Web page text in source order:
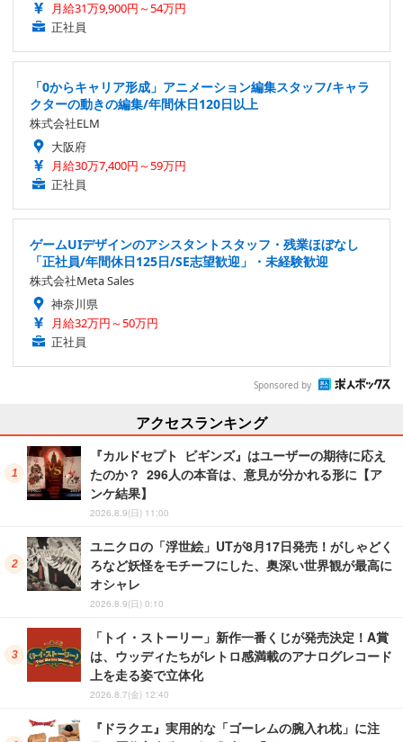
月給31万9,900円～54万円
正社員
「0からキャリア形成」アニメーション編集スタッフ/キャラ
クターの動きの編集/年間休日120日以上
株式会社ELM
大阪府
月給30万7,400円～59万円
正社員
ゲームUIデザインのアシスタントスタッフ・残業ほぼなし
「正社員/年間休日125日/SE志望歓迎」・未経験歓迎
株式会社Meta Sales
神奈川県
月給32万円～50万円
正社員
Sponsored by
アクセスランキング
『カルドセプト ビギンズ』はユーザーの期待に応え
たのか？ 296人の本音は、意見が分かれる形に【ア
ンケ結果】
2026.8.9(日) 11:00
ユニクロの「浮世絵」UTが8月17日発売！がしゃどく
ろなど妖怪をモチーフにした、奥深い世界観が最高に
オシャレ
2026.8.9(日) 0:10
「トイ・ストーリー」新作一番くじが発売決定！A賞
は、ウッディたちがレトロ感満載のアナログレコード
上を走る姿で立体化
2026.8.7(金) 12:40
『ドラクエ』実用的な「ゴーレムの腕入れ枕」に注